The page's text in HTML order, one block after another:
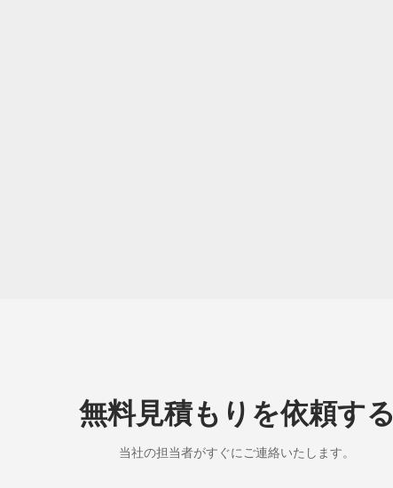
無料見積もりを依頼する
当社の担当者がすぐにご連絡いたします。